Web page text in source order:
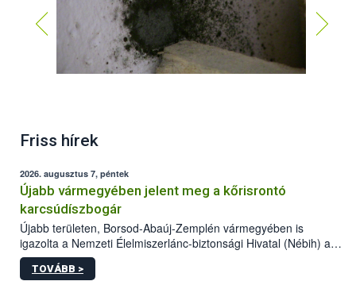
Friss hírek
2026. augusztus 7, péntek
Újabb vármegyében jelent meg a kőrisrontó
karcsúdíszbogár
Újabb területen, Borsod-Abaúj-Zemplén vármegyében is
igazolta a Nemzeti Élelmiszerlánc-biztonsági Hivatal (Nébih) a
kőrisrontó karcsúdíszbogár (Agrilus planipennis) jelenlétét. A
kártevőt nem csak színcsapdában találták meg, de már fertőzött
TOVÁBB >